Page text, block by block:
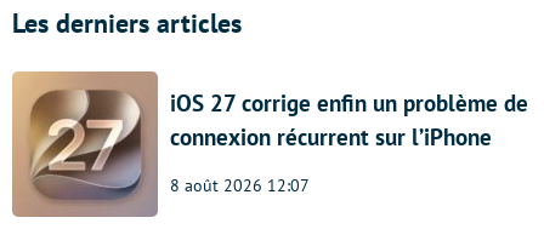
Les derniers articles
iOS 27 corrige enfin un problème de
connexion récurrent sur l’iPhone
8 août 2026 12:07